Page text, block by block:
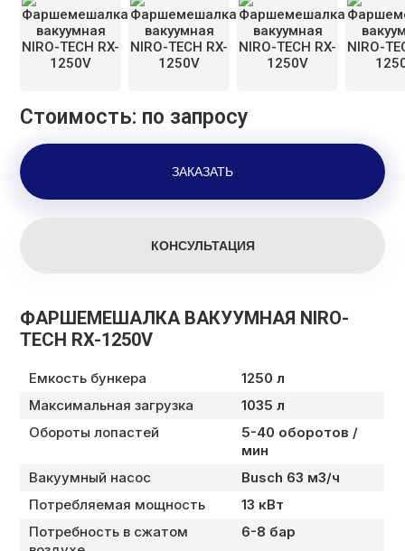
Стоимость: по запросу
ФАРШЕМЕШАЛКА ВАКУУМНАЯ NIRO-
TECH RX-1250V
Емкость бункера
1250 л
Максимальная загрузка
1035 л
Обороты лопастей
5-40 оборотов /
мин
Вакуумный насос
Busch 63 м3/ч
Потребляемая мощность
13 кВт
Потребность в сжатом
6-8 бар